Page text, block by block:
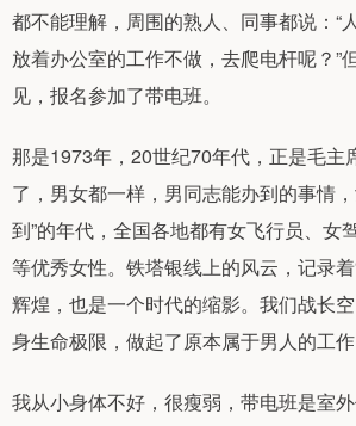
都不能理解，周围的熟人、同事都说：“
放着办公室的工作不做，去爬电杆呢？”
见，报名参加了带电班。
那是1973年，20世纪70年代，正是毛主
了，男女都一样，男同志能办到的事情
到”的年代，全国各地都有女飞行员、女
等优秀女性。铁塔银线上的风云，记录
辉煌，也是一个时代的缩影。我们战长
身生命极限，做起了原本属于男人的工作
我从小身体不好，很瘦弱，带电班是室